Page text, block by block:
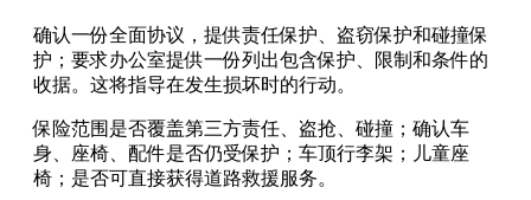
确认一份全面协议，提供责任保护、盗窃保护和碰撞保
护；要求办公室提供一份列出包含保护、限制和条件的
收据。这将指导在发生损坏时的行动。
保险范围是否覆盖第三方责任、盗抢、碰撞；确认车
身、座椅、配件是否仍受保护；车顶行李架；儿童座
椅；是否可直接获得道路救援服务。